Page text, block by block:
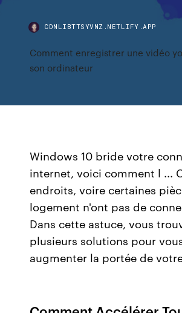
CDNLIBTTSYVNZ.NETLIFY.APP
Comment enregistrer une vidéo
son ordinateur
Windows 10 bride votre
internet, voici comment l ...
endroits, voire certaines
logement n'ont pas de
Dans cette astuce, vous
plusieurs solutions pour
augmenter la portée de